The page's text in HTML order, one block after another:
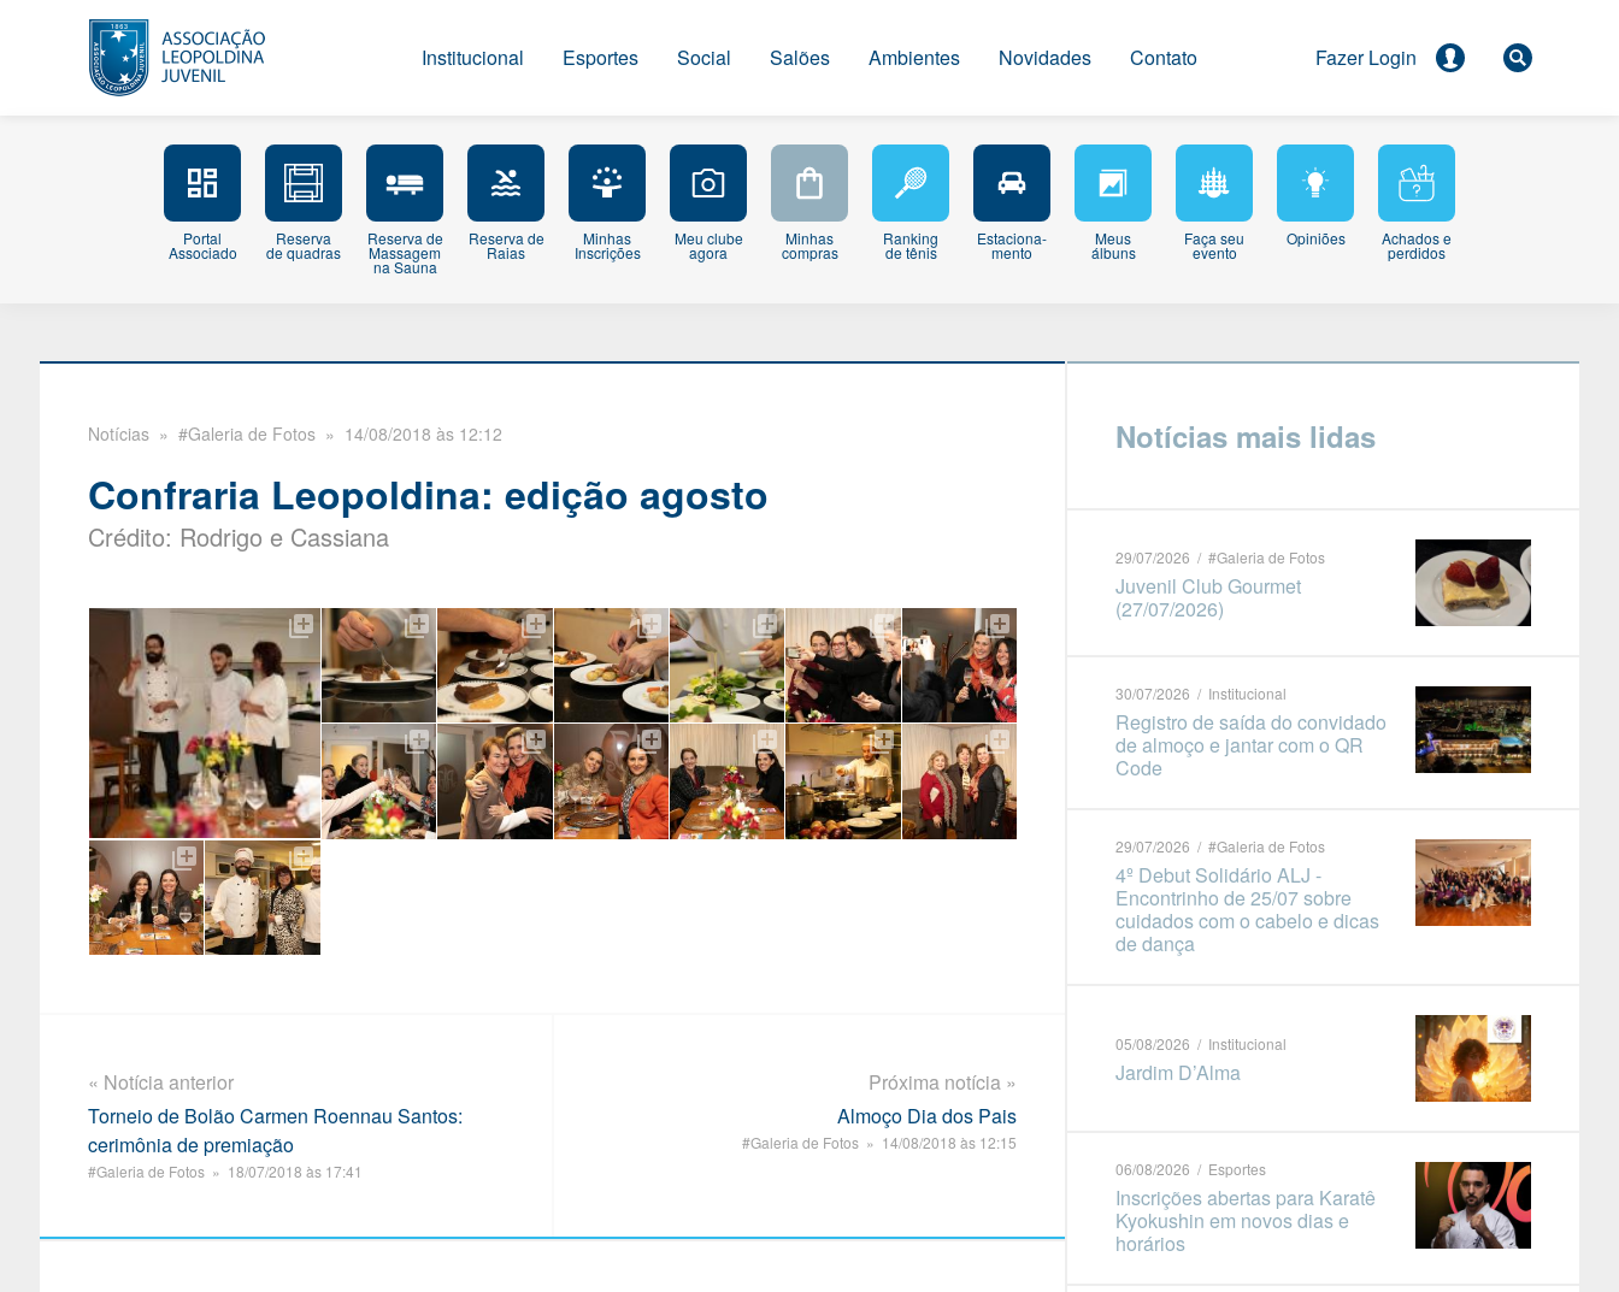
Institucional Esportes Social Salões Ambientes Novidades Contato
Portal
Associado
Reserva
de quadras
Reserva de
Massagem
na Sauna
Reserva de
Raias
Minhas
Inscrições
Meu clube
agora
Minhas
compras
Ranking
de tênis
Estaciona-
mento
Meus
álbuns
Faça seu
evento
Opiniões Achados e
perdidos
Notícias » #Galeria de Fotos » 14/08/2018 às 12:12
Confraria Leopoldina: edição agosto
Crédito: Rodrigo e Cassiana
« Notícia anterior
Torneio de Bolão Carmen Roennau Santos:
cerimônia de premiação
#Galeria de Fotos » 18/07/2018 às 17:41
Próxima notícia »
Almoço Dia dos Pais
#Galeria de Fotos » 14/08/2018 às 12:15
Notícias mais lidas
29/07/2026 / #Galeria de Fotos
Juvenil Club Gourmet
(27/07/2026)
30/07/2026 / Institucional
Registro de saída do convidado
de almoço e jantar com o QR
Code
29/07/2026 / #Galeria de Fotos
4º Debut Solidário ALJ -
Encontrinho de 25/07 sobre
cuidados com o cabelo e dicas
de dança
05/08/2026 / Institucional
Jardim D’Alma
06/08/2026 / Esportes
Inscrições abertas para Karatê
Kyokushin em novos dias e
horários